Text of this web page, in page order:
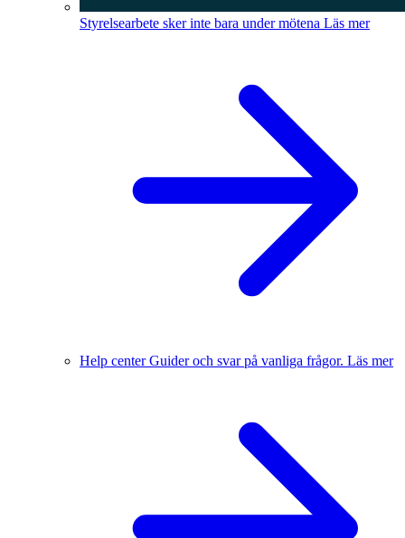
Styrelsearbete sker inte bara under mötena Läs mer
Help centerGuider och svar på vanliga frågor. Läs mer